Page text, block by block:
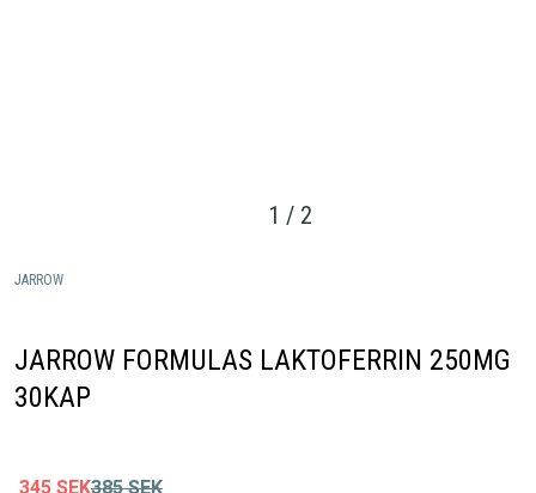
1 / 2
JARROW
JARROW FORMULAS LAKTOFERRIN 250MG
30KAP
345 SEK385 SEK